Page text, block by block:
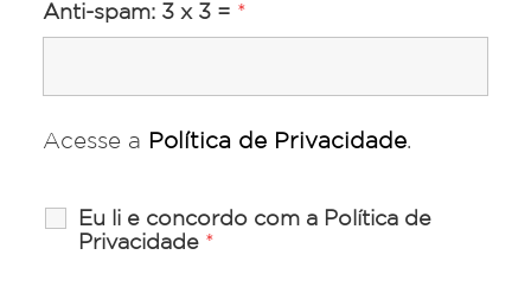
Anti-spam: 3 x 3 = *
Acesse a Política de Privacidade.
Eu li e concordo com a Política de
Privacidade *